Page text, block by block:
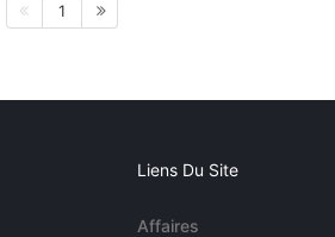
1
Liens Du Site
Affaires